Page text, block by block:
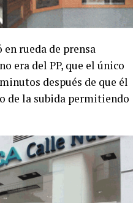
rueda de prensa
era del PP, que el único
después de que él
de la subida permitiendo